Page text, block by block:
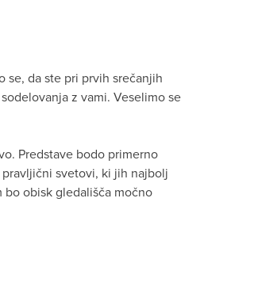
se, da ste pri prvih srečanjih
z vami. Veselimo se
Predstave bodo primerno
svetovi, ki jih najbolj
obisk gledališča močno